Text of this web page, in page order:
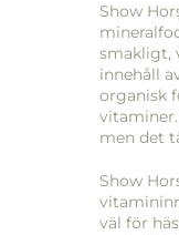
Show
smakligt,
innehåll
organisk
men det
Show
väl för